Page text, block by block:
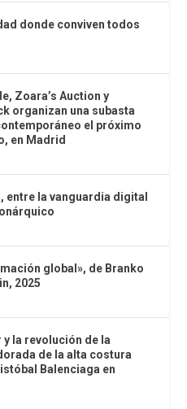
donde conviven todos
Zoara’s Auction y
organizan una subasta
el próximo
en Madrid
entre la vanguardia digital
global», de Branko
2025
la revolución de la
de la alta costura
Balenciaga en